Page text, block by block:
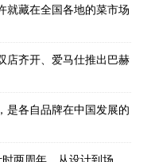
就藏在全国各地的菜市场
店齐开、爱马仕推出巴赫
是各自品牌在中国发展的